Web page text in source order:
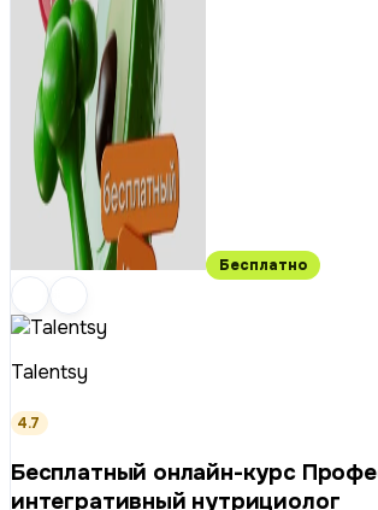
Бесплатно
Talentsy
4.7
Бесплатный онлайн-курс
интегративный нутрициолог